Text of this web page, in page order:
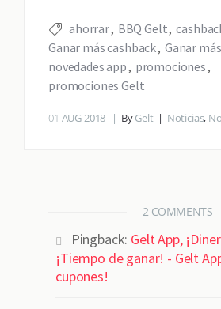
ahorrar BBQ Gelt
Ganar más cashback Ganar
novedades app
promociones
promociones Gelt
01 AUG 2018 ByGelt Noticias,
2 COMMENTS
Pingback: Gelt App,
¡Tiempo de ganar! - Gelt
cupones!